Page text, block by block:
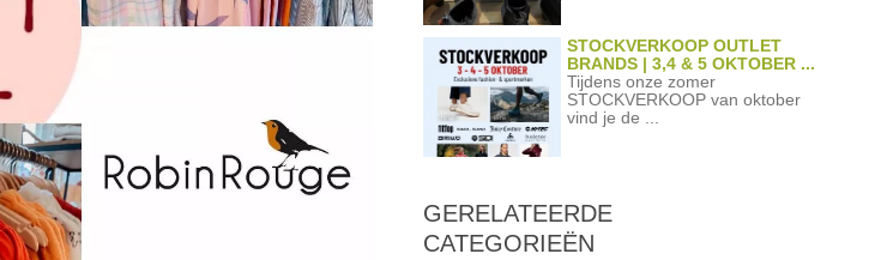
STOCKVERKOOP OUTLET
BRANDS | 3,4 & 5 OKTOBER ...
Tijdens onze zomer
STOCKVERKOOP van oktober
vind je de ...
GERELATEERDE
CATEGORIEËN